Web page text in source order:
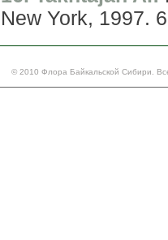
New York, 1997.
© 2010 Флора Байкальской Сибири.